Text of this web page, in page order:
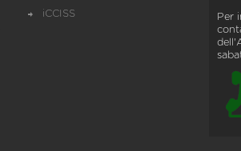
iCCISS
Per